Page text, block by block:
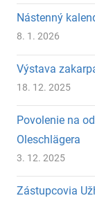
Nástenný
8. 1. 2026
Výstava
18. 12. 2025
Povolenie na
Oleschlägera
3. 12. 2025
Zástupcovia